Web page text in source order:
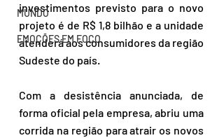
MUNDO
EMOÇÕES EM FOCO
investimentos previsto para o novo
projeto é de R$ 1,8 bilhão e a unidade
atenderá aos consumidores da região
Sudeste do país.
Com a desistência anunciada, de
forma oficial pela empresa, abriu uma
corrida na região para atrair os novos